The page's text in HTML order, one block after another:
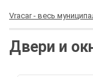
Vracar - весь
Двери и